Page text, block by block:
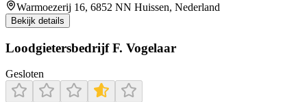
Warmoezerij 16, 6852 NN Huissen, Nederland
Bekijk details
Loodgietersbedrijf F. Vogelaar
Gesloten